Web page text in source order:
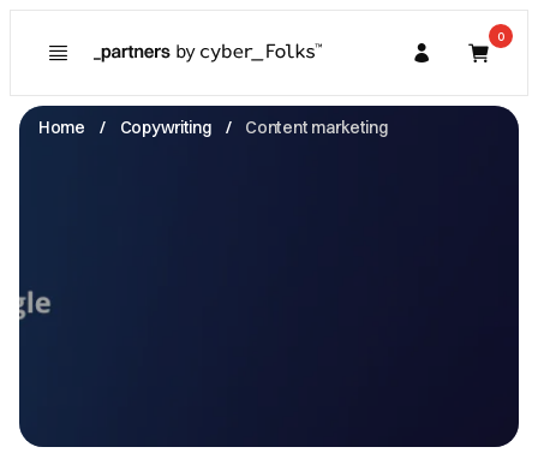
Kupujący
0
Home Copywriting Content marketing
Poznaj
Prawa konsumenta